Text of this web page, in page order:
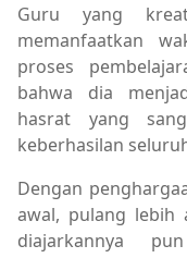
Guru yang
memanfaatkan
proses
bahwa dia
hasrat yang
keberhasilan
Dengan
awal, pulang lebih
diajarkannya